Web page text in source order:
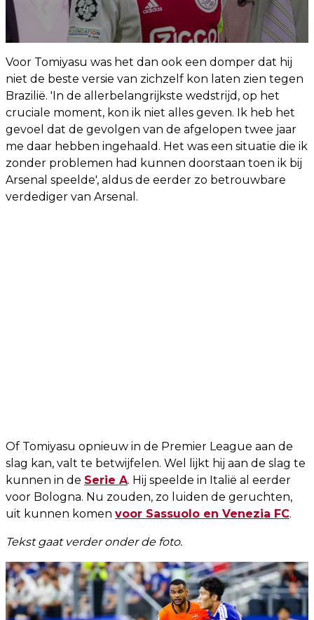
Voor Tomiyasu was het dan ook een domper dat hij
niet de beste versie van zichzelf kon laten zien tegen
Brazilië. 'In de allerbelangrijkste wedstrijd, op het
cruciale moment, kon ik niet alles geven. Ik heb het
gevoel dat de gevolgen van de afgelopen twee jaar
me daar hebben ingehaald. Het was een situatie die ik
zonder problemen had kunnen doorstaan ​​toen ik bij
Arsenal speelde', aldus de eerder zo betrouwbare
verdediger van Arsenal.
Of Tomiyasu opnieuw in de Premier League aan de
slag kan, valt te betwijfelen. Wel lijkt hij aan de slag te
kunnen in de Serie A. Hij speelde in Italië al eerder
voor Bologna. Nu zouden, zo luiden de geruchten,
uit kunnen komen voor Sassuolo en Venezia FC.
Tekst gaat verder onder de foto.